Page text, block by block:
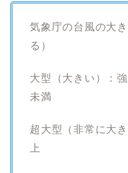
気象庁の台風の大
る）
大型（大きい）：
未満
超大型（非常に大
上